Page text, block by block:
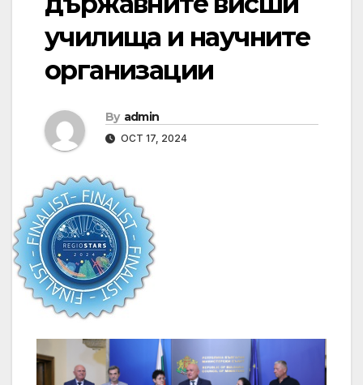
училища и научните
организации
By admin
OCT 17, 2024